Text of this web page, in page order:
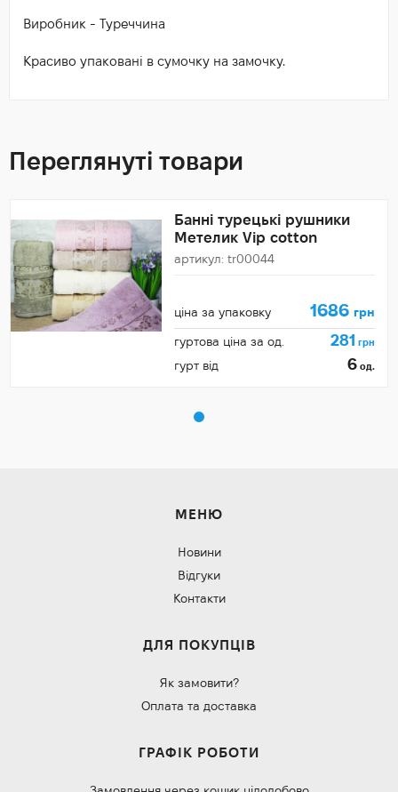
Виробник - Туреччина
Красиво упаковані в сумочку на замочку.
Переглянуті товари
Банні турецькі рушники
Метелик Vip cotton
артикул: tr00044
ціна за упаковку 1686 грн
гуртова ціна за од. 281 грн
гурт від 6 од.
МЕНЮ
Новини
Відгуки
Контакти
ДЛЯ ПОКУПЦІВ
Як замовити?
Оплата та доставка
ГРАФІК РОБОТИ